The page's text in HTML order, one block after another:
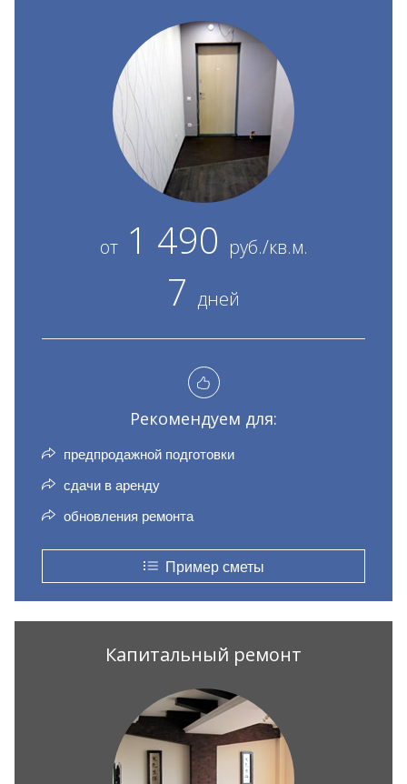
от1 490 руб./кв.м.
7 дней
Рекомендуем для:
предпродажной подготовки
сдачи в аренду
обновления ремонта
Пример сметы
Капитальный ремонт